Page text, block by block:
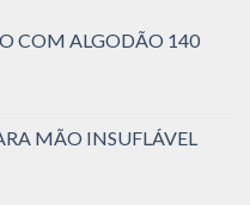
COM ALGODÃO 140
MÃO INSUFLÁVEL